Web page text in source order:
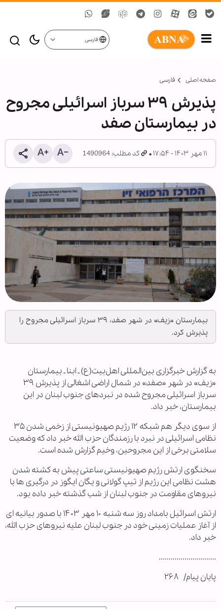
فارسی
صفحه اصلی فارسی
پذیرش ۳۹ سرباز اسرائیلی مجروح
در بیمارستان صفد
۱۱ مهر ۱۴۰۳ - ۱۷:۵۴ کد مطلب: 1490964
بیمارستان «زیف» در شهر صفد، ۳۹ سرباز اسرائیلی مجروح را
پذیرش کرد.
به گزارش خبرگزاری بین‌المللی اهل‌بیت(ع) ـ ابنا ـ بیمارستان
«زیف» در شهر «صفد» در شمال اراضی اشغالی از پذیرش ۳۹
سرباز اسرائیلی مجروح شده در نبردهای جنوب لبنان در این
بیمارستان، خبر داد.
از سوی دیگر هم شبکه ۱۲ رژیم صهیونیستی از زخمی شدن ۳۵
نظامی اسرائیلی در نبرد با رزمندگان حزب الله خبر داد که وضعیت
سلامتی برخی از این مجروحین، وخیم گزارش شده است.
سخنگوی ارتش رژیم صهیونیستی ساعتی پیش به کشته شدن
هشت نظامی این رژیم از تیپ گولانی و یگان ایگوز در درگیری ها با
نیروهای مقاومت در جنوب لبنان از شب گذشته خبر داده بود.
ارتش اسرائیل بامداد روز سه شنبه ۱۰ مهر ۱۴۰۳ با صدور بیانیه ای
از آغاز عملیات زمینی خود در جنوب لبنان علیه نیروهای حزب الله،
خبر داد.
.............................
پایان پیام/ ۲۶۸